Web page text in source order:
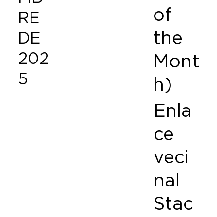
of
the
Mont
h)
Enla
ce
veci
nal
Stac
RE
DE
202
5